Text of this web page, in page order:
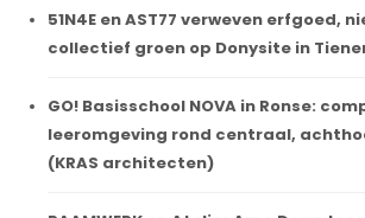
51N4E en AST77 verweven erfgoed,
collectief groen op Donysite in
GO! Basisschool NOVA in Ronse:
leeromgeving rond centraal,
(KRAS architecten)